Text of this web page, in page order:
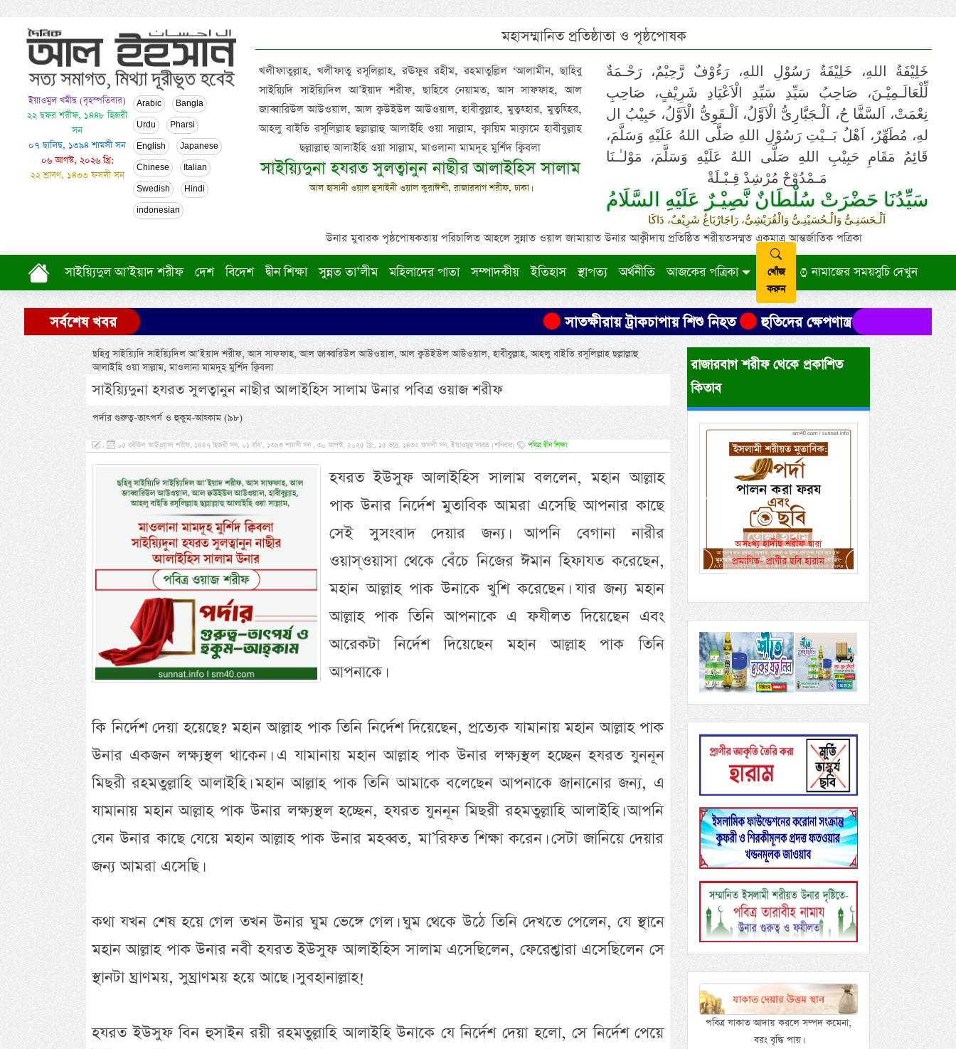
ইয়াওমুল খমীছ (বৃহস্পতিবার)
২২ ছফর শরীফ, ১৪৪৮ হিজরী
সন
০৭ ছালিছ, ১৩৯৪ শামসী সন
০৬ আগস্ট, ২০২৬ খ্রি:
২২ শ্রাবণ, ১৪৩৩ ফসলী সন
Arabic Bangla
Urdu Pharsi
English Japanese
Chinese Italian
Swedish Hindi
indonesian
মহাসম্মানিত প্রতিষ্ঠাতা ও পৃষ্ঠপোষক
খলীফাতুল্লাহ, খলীফাতু রসূলিল্লাহ, রঊফুর রহীম, রহমাতুল্লিল ‘আলামীন, ছাহিবু
সাইয়্যিদি সাইয়্যিদিল আ’ইয়াদ শরীফ, ছাহিবে নেয়ামত, আস সাফফাহ, আল
জাব্বারিউল আউওয়াল, আল ক্বউইউল আউওয়াল, হাবীবুল্লাহ, মুত্বহ্হার, মুত্বহ্হির,
আহলু বাইতি রসূলিল্লাহ ছল্লাল্লাহু আলাইহি ওয়া সাল্লাম, ক্বায়িম মাক্বামে হাবীবুল্লাহ
ছল্লাল্লাহু আলাইহি ওয়া সাল্লাম, মাওলানা মামদূহ মুর্শিদ ক্বিবলা
সাইয়্যিদুনা হযরত সুলত্বানুন নাছীর আলাইহিস সালাম
আল হাসানী ওয়াল হুসাইনী ওয়াল কুরাঈশী, রাজারবাগ শরীফ, ঢাকা।
خَلِيْفَةُ اللهِ، خَلِيْفَةُ رَسُوْلِ اللهِ، رَءُوْفٌ رَّحِيْمٌ، رَحْـمَةٌ
لِّلْعَالَـمِيْـنَ، صَاحِبُ سَيِّدِ سَيِّدِ الْاَعْيَادِ شَرِيْفٍ، صَاحِبِ
نِعْمَتْ، اَلسَّفَّا حُ، اَلْـجَبَّارِىُّ الْاَوَّلُ، اَلْـقَوِىُّ الْاَوَّلُ، حَبِيْبُ ال
لهِ، مُطَهِّرٌ، اَهْلُ بَــيْتِ رَسُوْلِ اللهِ صَلَّى اللهُ عَلَيْهِ وَسَلَّمَ،
قَائِمُ مَقَامِ حَبِيْبِ اللهِ صَلَّى اللهُ عَلَيْهِ وَسَلَّمَ، مَوْلـٰـنَا
مَـمْدُوْحْ مُرْشِدْ قِـبْـلَةْ
سَيِّدُنَا حَضْرَتْ سُلْطَانٌ نَّصِيْـرٌ عَلَيْهِ السَّلَامُ
اَلْـحَسَنِـىُّ وَالْـحُسَيْنِـىُّ وَالْقُرَيْشِىُّ، رَاجَارْبَاغُ شَرِيْفٌ، دَاكَا
উনার মুবারক পৃষ্ঠপোষকতায় পরিচালিত আহলে সুন্নাত ওয়াল জামায়াত উনার আক্বীদায় প্রতিষ্ঠিত শরীয়তসম্মত একমাত্র আন্তর্জাতিক পত্রিকা
সাইয়্যিদুল আ’ইয়াদ শরীফ দেশ বিদেশ দ্বীন শিক্ষা সুন্নত তা’লীম মহিলাদের পাতা সম্পাদকীয় ইতিহাস স্থাপত্য অর্থনীতি আজকের পত্রিকা
খোঁজ
করুন
নামাজের সময়সুচি দেখুন
সর্বশেষ খবর সাতক্ষীরায় ট্রাকচাপায় শিশু নিহত হুতিদের ক্ষেপণাস্ত্র হামলায় ৩০ ইয়েমেনি
ছহিবু সাইয়্যিদি সাইয়্যিদিল আ’ইয়াদ শরীফ, আস সাফফাহ, আল জাব্বারিউল আউওয়াল, আল ক্বউইউল আউওয়াল, হাবীবুল্লাহ, আহলু বাইতি রসূলিল্লাহ ছল্লাল্লাহু
আলাইহি ওয়া সাল্লাম, মাওলানা মামদূহ মুর্শিদ ক্বিবলা
সাইয়্যিদুনা হযরত সুলত্বানুন নাছীর আলাইহিস সালাম উনার পবিত্র ওয়াজ শরীফ
পর্দার গুরুত্ব-তাৎপর্য ও হুকুম-আহ্কাম (৯৮)
, ০৫ রবীউল আউওয়াল শরীফ, ১৪৪৭ হিজরী সন, ০১ রবি’, ১৩৯৩ শামসী সন , ৩০ আগস্ট, ২০২৫ খ্রি:, ১৫ ভাদ্র, ১৪৩২ ফসলী সন, ইয়াওমুছ সাবত (শনিবার) পবিত্র দ্বীন শিক্ষা
হযরত ইউসুফ আলাইহিস সালাম বললেন, মহান আল্লাহ
পাক উনার নির্দেশ মুতাবিক আমরা এসেছি আপনার কাছে
সেই সুসংবাদ দেয়ার জন্য। আপনি বেগানা নারীর
ওয়াস্ওয়াসা থেকে বেঁচে নিজের ঈমান হিফাযত করেছেন,
মহান আল্লাহ পাক উনাকে খুশি করেছেন। যার জন্য মহান
আল্লাহ পাক তিনি আপনাকে এ ফযীলত দিয়েছেন এবং
আরেকটা নির্দেশ দিয়েছেন মহান আল্লাহ পাক তিনি
আপনাকে।
কি নির্দেশ দেয়া হয়েছে? মহান আল্লাহ পাক তিনি নির্দেশ দিয়েছেন, প্রত্যেক যামানায় মহান আল্লাহ পাক
উনার একজন লক্ষ্যস্থল থাকেন। এ যামানায় মহান আল্লাহ পাক উনার লক্ষ্যস্থল হচ্ছেন হযরত যুননূন
মিছরী রহমতুল্লাহি আলাইহি। মহান আল্লাহ পাক তিনি আমাকে বলেছেন আপনাকে জানানোর জন্য, এ
যামানায় মহান আল্লাহ পাক উনার লক্ষ্যস্থল হচ্ছেন, হযরত যুননূন মিছরী রহমতুল্লাহি আলাইহি। আপনি
যেন উনার কাছে যেয়ে মহান আল্লাহ পাক উনার মহব্বত, মা’রিফত শিক্ষা করেন। সেটা জানিয়ে দেয়ার
জন্য আমরা এসেছি।
কথা যখন শেষ হয়ে গেল তখন উনার ঘুম ভেঙ্গে গেল। ঘুম থেকে উঠে তিনি দেখতে পেলেন, যে স্থানে
মহান আল্লাহ পাক উনার নবী হযরত ইউসুফ আলাইহিস সালাম এসেছিলেন, ফেরেশ্তারা এসেছিলেন সে
স্থানটা ঘ্রাণময়, সুঘ্রাণময় হয়ে আছে। সুবহানাল্লাহ!
হযরত ইউসুফ বিন হুসাইন রয়ী রহমতুল্লাহি আলাইহি উনাকে যে নির্দেশ দেয়া হলো, সে নির্দেশ পেয়ে
রাজারবাগ শরীফ থেকে প্রকাশিত
কিতাব
একই রানওয়েতে সামরিক-
বেসামরিক ফ্লাইট!
পবিত্র যাকাত আদায় করলে সম্পদ কমেনা,
বরং বৃদ্ধি পায়।